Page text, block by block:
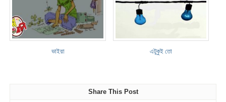
ভাইয়া এটুকুই তো
Share This Post